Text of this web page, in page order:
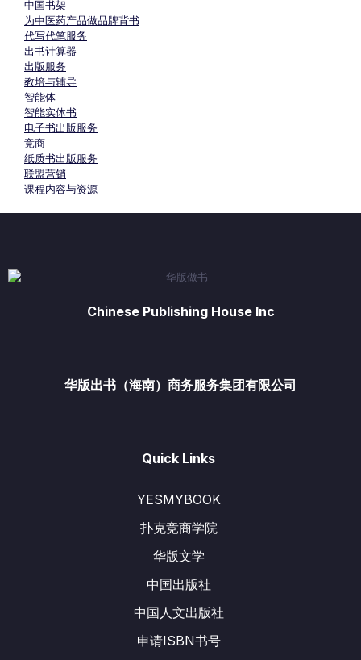
中国书架
为中医药产品做品牌背书
代写代笔服务
出书计算器
出版服务
教培与辅导
智能体
智能实体书
电子书出版服务
竞商
纸质书出版服务
联盟营销
课程内容与资源
Chinese Publishing House Inc
华版出书（海南）商务服务集团有限公司
Quick Links
YESMYBOOK
扑克竞商学院
华版文学
中国出版社
中国人文出版社
申请ISBN书号